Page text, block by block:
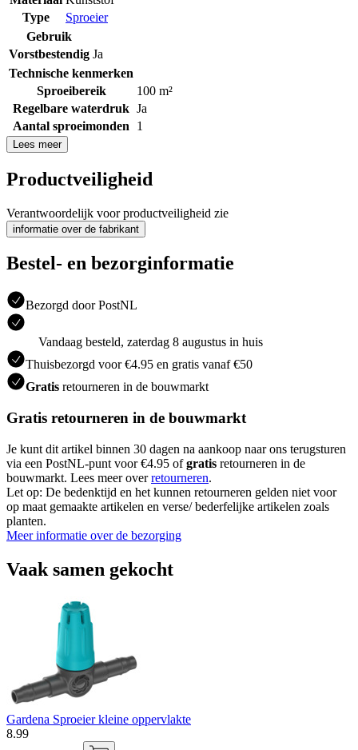
Type
Sproeier
Gebruik
Vorstbestendig Ja
Technische kenmerken
Sproeibereik
100 m²
Regelbare waterdruk Ja
Aantal sproeimonden
1
Lees meer
Productveiligheid
Verantwoordelijk voor productveiligheid zie
informatie over de fabrikant
Bestel- en bezorginformatie
Bezorgd door PostNL
Vandaag besteld, zaterdag 8 augustus in huis
Thuisbezorgd voor €4.95 en gratis vanaf €50
Gratis retourneren in de bouwmarkt
Gratis retourneren in de bouwmarkt
Je kunt dit artikel binnen 30 dagen na aankoop naar ons terugsturen
via een PostNL-punt voor €4.95 ofgratis retourneren in de
bouwmarkt. Lees meer overretourneren.
Let op: De bedenktijd en het kunnen retourneren gelden niet voor
op maat gemaakte artikelen en verse/ bederfelijke artikelen zoals
planten.
Meer informatie over de bezorging
Vaak samen gekocht
Gardena Sproeier kleine oppervlakte
8.99